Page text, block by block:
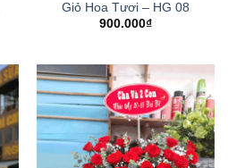
Giỏ Hoa Tươi – HG 08
900.000₫